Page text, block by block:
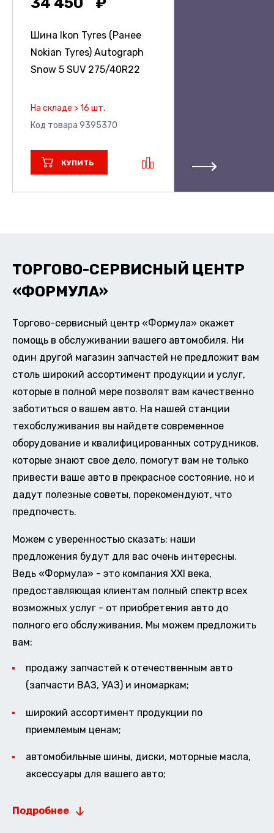
Шина Ikon Tyres (Ранее
Nokian Tyres) Autograph
Snow 5 SUV 275/40R22
На складе > 16 шт.
Код товара 9395370
КУПИТЬ
ТОРГОВО-СЕРВИСНЫЙ ЦЕНТР
«ФОРМУЛА»
Торгово-сервисный центр «Формула» окажет
помощь в обслуживании вашего автомобиля. Ни
один другой магазин запчастей не предложит вам
столь широкий ассортимент продукции и услуг,
которые в полной мере позволят вам качественно
заботиться о вашем авто. На нашей станции
техобслуживания вы найдете современное
оборудование и квалифицированных сотрудников,
которые знают свое дело, помогут вам не только
привести ваше авто в прекрасное состояние, но и
дадут полезные советы, порекомендуют, что
предпочесть.
Можем с уверенностью сказать: наши
предложения будут для вас очень интересны.
Ведь «Формула» - это компания XXI века,
предоставляющая клиентам полный спектр всех
возможных услуг - от приобретения авто до
полного его обслуживания. Мы можем предложить
вам:
продажу запчастей к отечественным авто
(запчасти ВАЗ, УАЗ) и иномаркам;
широкий ассортимент продукции по
приемлемым ценам;
автомобильные шины, диски, моторные масла,
аксессуары для вашего авто;
Подробнее